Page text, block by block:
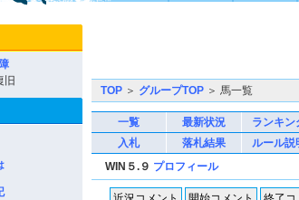
旧
TOP ＞ グループTOP ＞ 馬一覧
一覧 最新状況 ランキン
入札
落札結果
ルール説
WIN５.９ プロフィール